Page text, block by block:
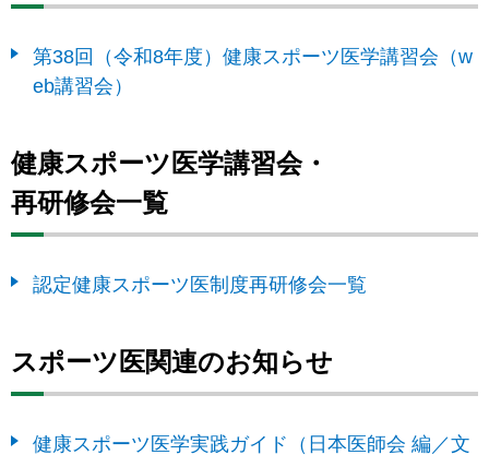
第38回（令和8年度）健康スポーツ医学講習会（w
eb講習会）
健康スポーツ医学講習会・
再研修会一覧
認定健康スポーツ医制度再研修会一覧
スポーツ医関連のお知らせ
健康スポーツ医学実践ガイド（日本医師会 編／文